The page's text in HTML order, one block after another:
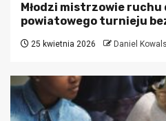
Młodzi mistrzowie
powiatowego turnieju
25 kwietnia 2026 Daniel